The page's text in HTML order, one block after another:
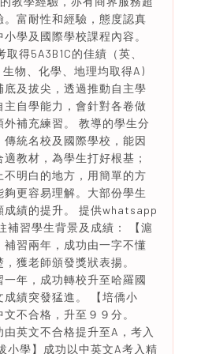
。富耐性和經驗，態度認真
學及國際學校課程內容。
得5A3B1C的佳績（英、
物、化學、地理均取得A)
底及拔尖，透過推動自主學
主自學能力，會針對各卷做
外補充練習。 教導的學生分
傳統名校及國際學校，能因
教材，為學生打好根基；
不明白的地方，用簡單的方
更容易理解。大部份學生
成績的提升。 提供whatsapp
補習學生背景及成績： 【滬
補習兩年，成功由一字不懂
獲老師頒發獎狀表揚。
一年，成功轉校升至哈羅國
成績突發猛進。 【培僑小
不合格，升至９９分。
由英文不合格提升至A，考入
小學】成功以中英文A考入精